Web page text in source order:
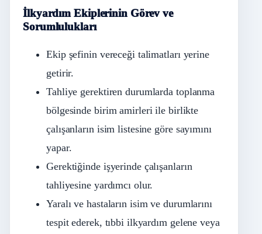
İlkyardım Ekiplerinin Görev ve
Sorumlulukları
Ekip şefinin vereceği talimatları yerine
getirir.
Tahliye gerektiren durumlarda toplanma
bölgesinde birim amirleri ile birlikte
çalışanların isim listesine göre sayımını
yapar.
Gerektiğinde işyerinde çalışanların
tahliyesine yardımcı olur.
Yaralı ve hastaların isim ve durumlarını
tespit ederek, tıbbi ilkyardım gelene veya